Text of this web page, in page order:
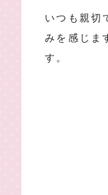
いつも親切
みを感じま
す。